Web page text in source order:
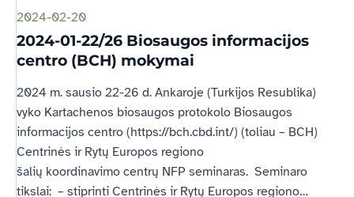
2024-02-20
2024-01-22/26 Biosaugos informacijos
centro (BCH) mokymai
2024 m. sausio 22-26 d. Ankaroje (Turkijos Resublika)
vyko Kartachenos biosaugos protokolo Biosaugos
informacijos centro (https://bch.cbd.int/) (toliau – BCH)
Centrinės ir Rytų Europos regiono
šalių koordinavimo centrų NFP seminaras. Seminaro
tikslai: – stiprinti Centrinės ir Rytų Europos regiono…